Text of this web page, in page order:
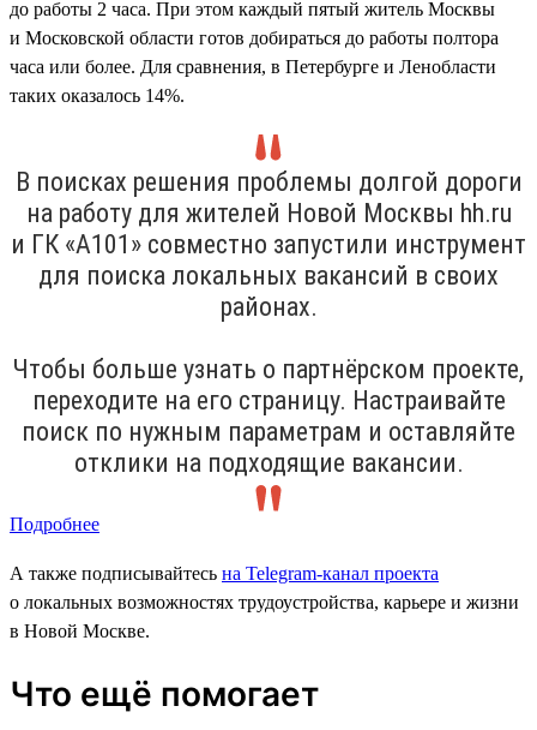
до работы 2 часа. При этом каждый пятый житель Москвы
и Московской области готов добираться до работы полтора
часа или более. Для сравнения, в Петербурге и Ленобласти
таких оказалось 14%.
В поисках решения проблемы долгой дороги
на работу для жителей Новой Москвы hh.ru
и ГК «А101» совместно запустили инструмент
для поиска локальных вакансий в своих
районах.
Чтобы больше узнать о партнёрском проекте,
переходите на его страницу. Настраивайте
поиск по нужным параметрам и оставляйте
отклики на подходящие вакансии.
Подробнее
А также подписывайтесь на Telegram-канал проекта
о локальных возможностях трудоустройства, карьере и жизни
в Новой Москве.
Что ещё помогает